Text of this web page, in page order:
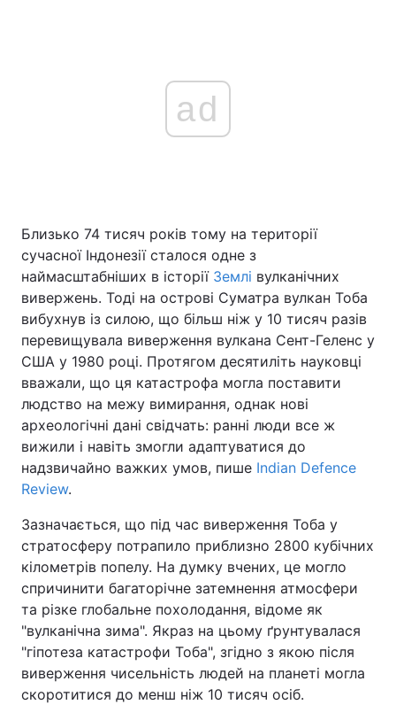
ad
Близько 74 тисяч років тому на території
сучасної Індонезії сталося одне з
наймасштабніших в історії Землі вулканічних
вивержень. Тоді на острові Суматра вулкан Тоба
вибухнув із силою, що більш ніж у 10 тисяч разів
перевищувала виверження вулкана Сент-Геленс у
США у 1980 році. Протягом десятиліть науковці
вважали, що ця катастрофа могла поставити
людство на межу вимирання, однак нові
археологічні дані свідчать: ранні люди все ж
вижили і навіть змогли адаптуватися до
надзвичайно важких умов, пише Indian Defence
Review.
Зазначається, що під час виверження Тоба у
стратосферу потрапило приблизно 2800 кубічних
кілометрів попелу. На думку вчених, це могло
спричинити багаторічне затемнення атмосфери
та різке глобальне похолодання, відоме як
"вулканічна зима". Якраз на цьому ґрунтувалася
"гіпотеза катастрофи Тоба", згідно з якою після
виверження чисельність людей на планеті могла
скоротитися до менш ніж 10 тисяч осіб.